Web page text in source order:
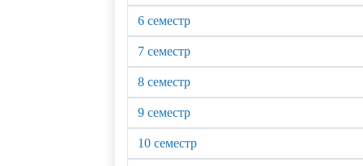
6 семестр
7 семестр
8 семестр
9 семестр
10 семестр